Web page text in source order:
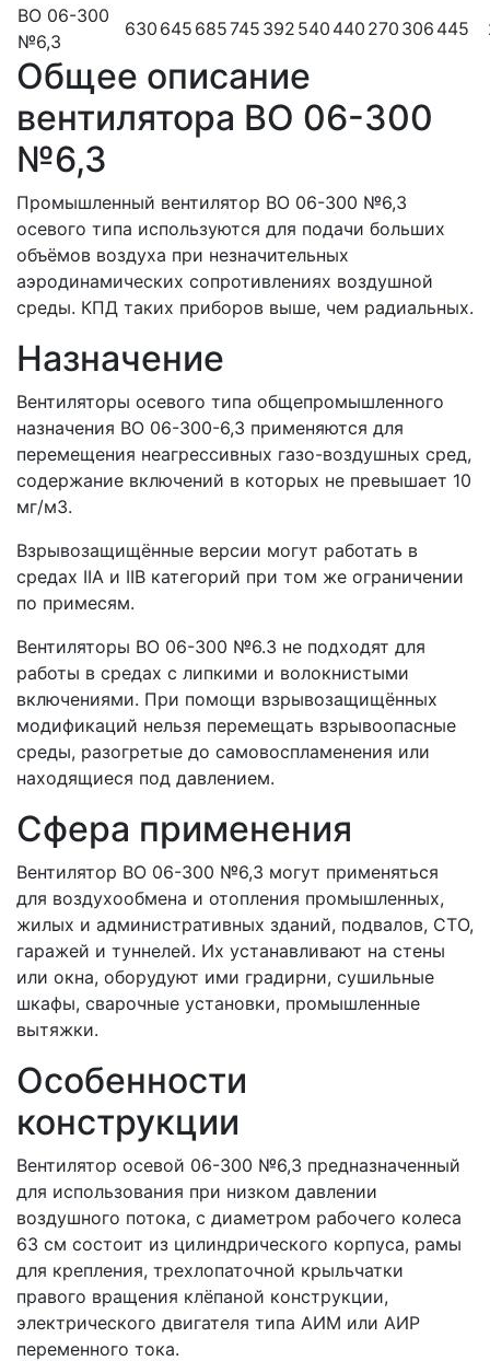
ВО 06-300
№6,3
630 645 685745 392 540 440 270 306 445
Общее описание
вентилятора ВО 06-300
№6,3
Промышленный вентилятор ВО 06-300 №6,3
осевого типа используются для подачи больших
объёмов воздуха при незначительных
аэродинамических сопротивлениях воздушной
среды. КПД таких приборов выше, чем радиальных.
Назначение
Вентиляторы осевого типа общепромышленного
назначения ВО 06-300-6,3 применяются для
перемещения неагрессивных газо-воздушных сред,
содержание включений в которых не превышает 10
мг/м3.
Взрывозащищённые версии могут работать в
средах IIА и IIВ категорий при том же ограничении
по примесям.
Вентиляторы ВО 06-300 №6.3 не подходят для
работы в средах с липкими и волокнистыми
включениями. При помощи взрывозащищённых
модификаций нельзя перемещать взрывоопасные
среды, разогретые до самовоспламенения или
находящиеся под давлением.
Сфера применения
Вентилятор ВО 06-300 №6,3 могут применяться
для воздухообмена и отопления промышленных,
жилых и административных зданий, подвалов, СТО,
гаражей и туннелей. Их устанавливают на стены
или окна, оборудуют ими градирни, сушильные
шкафы, сварочные установки, промышленные
вытяжки.
Особенности
конструкции
Вентилятор осевой 06-300 №6,3 предназначенный
для использования при низком давлении
воздушного потока, с диаметром рабочего колеса
63 см состоит из цилиндрического корпуса, рамы
для крепления, трехлопаточной крыльчатки
правого вращения клёпаной конструкции,
электрического двигателя типа АИМ или АИР
переменного тока.